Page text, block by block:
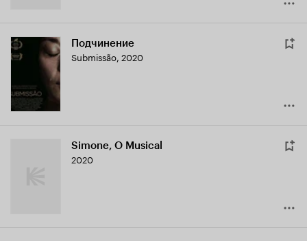
Подчинение
Submissão, 2020
Simone, O Musical
2020